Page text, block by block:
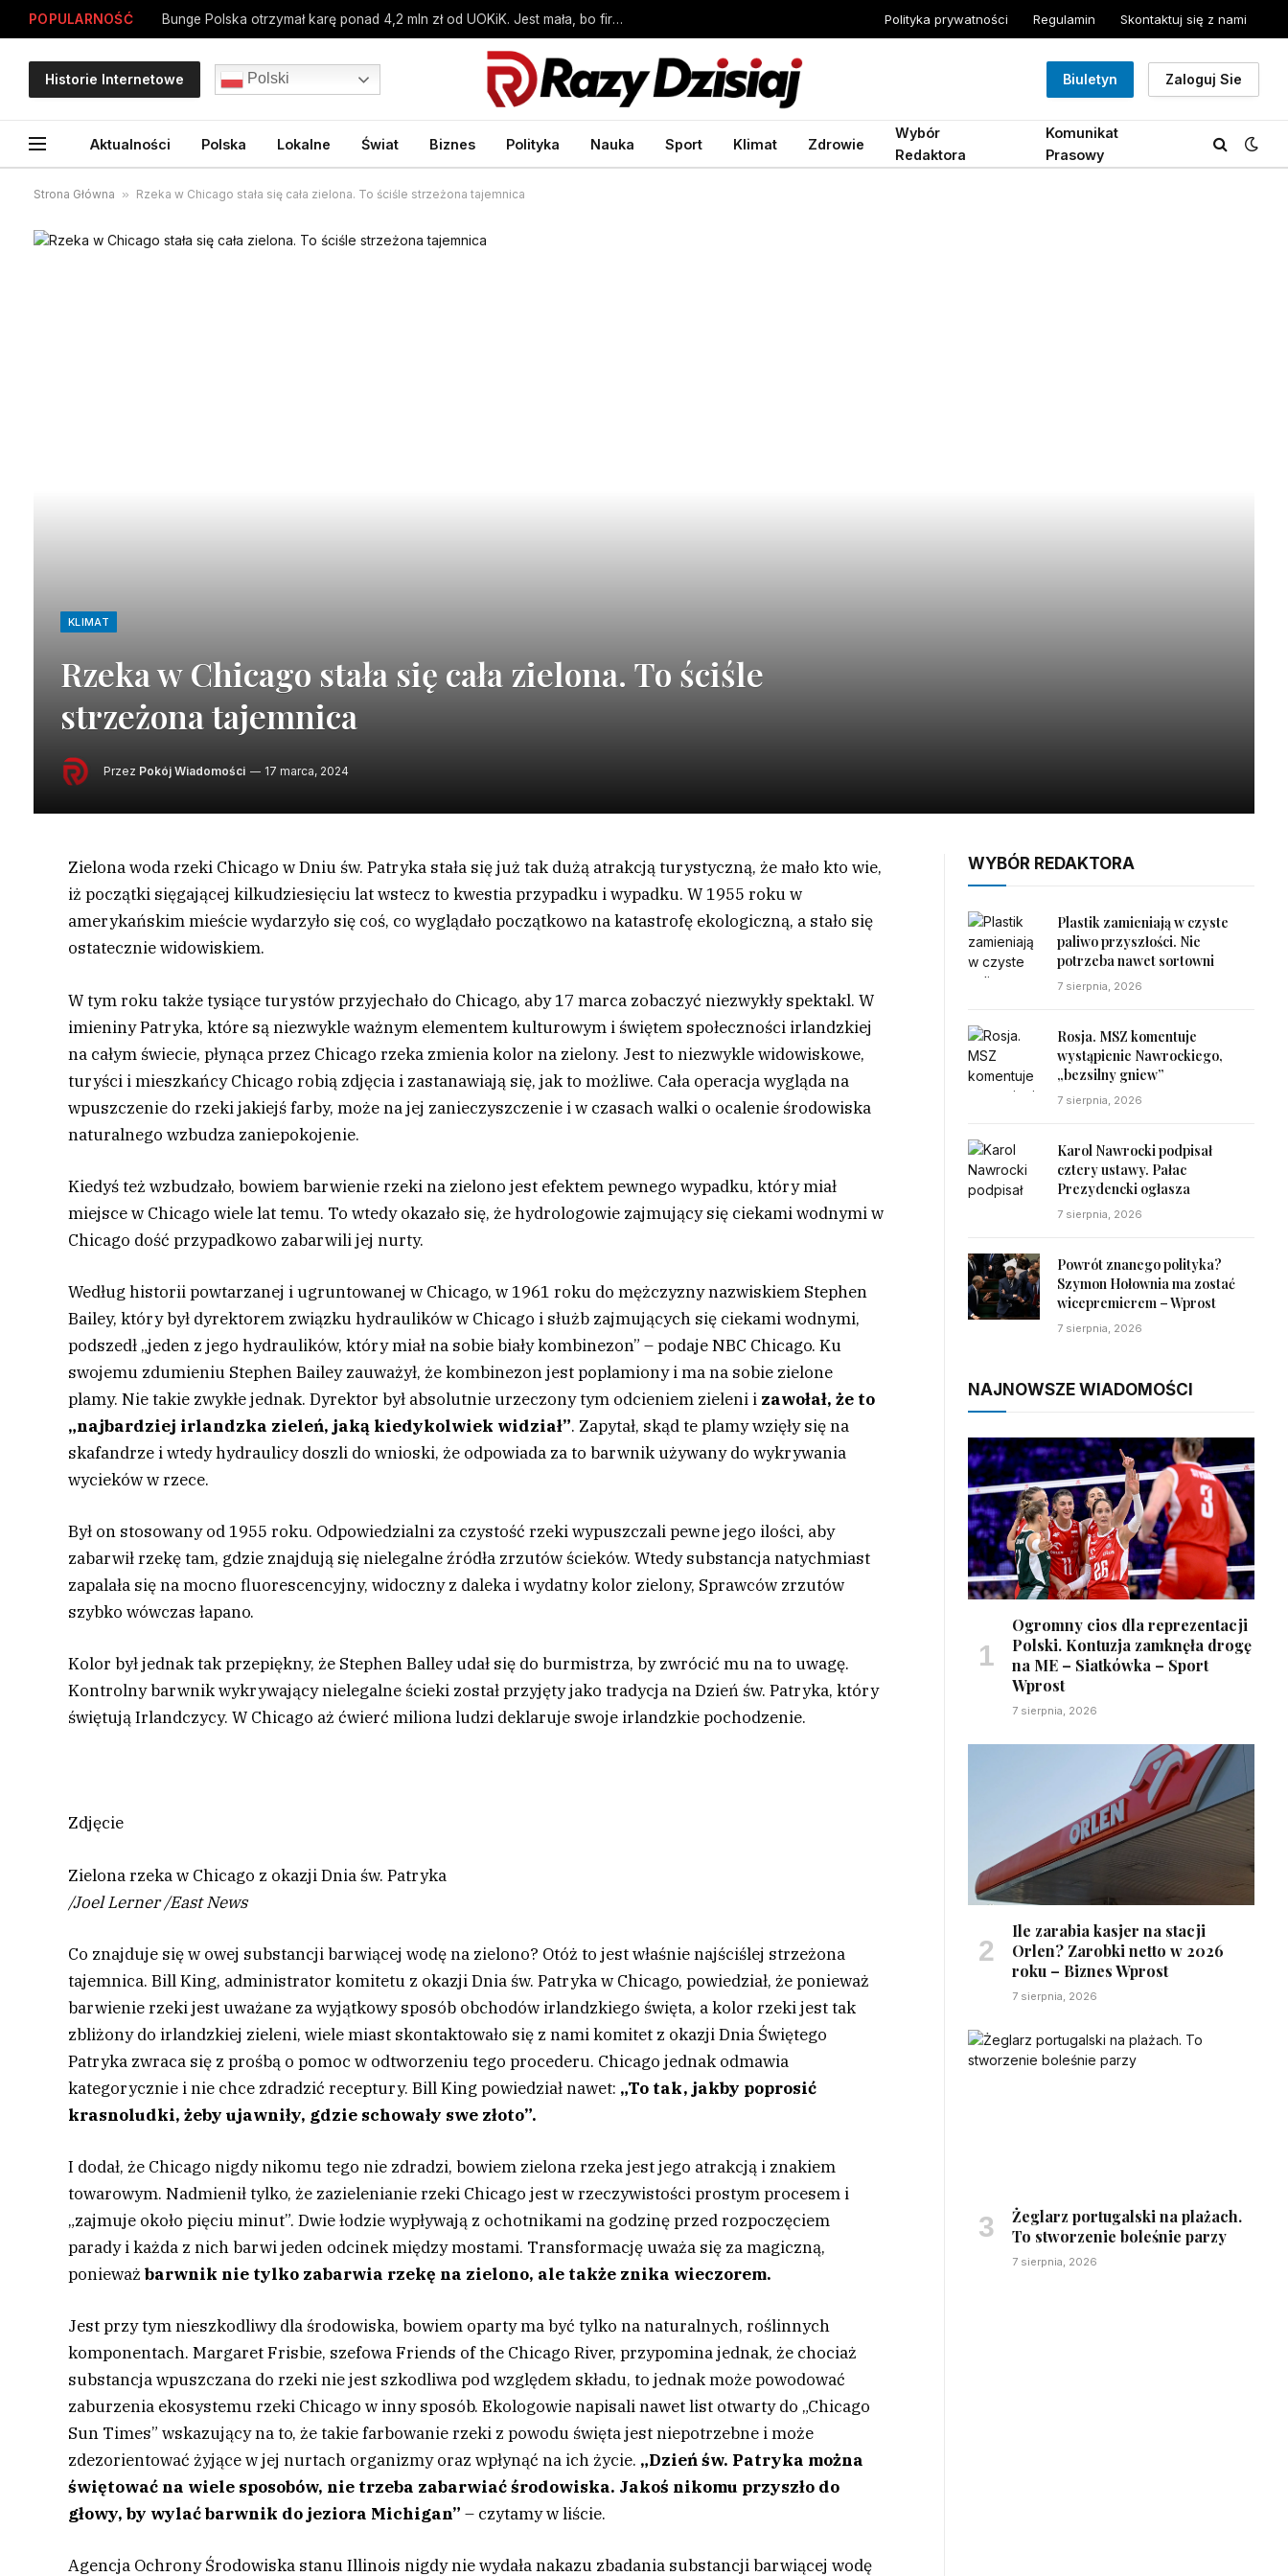
POPULARNOŚĆ Bunge Polska otrzymał karę ponad 4,2 mln zł od UOKiK. Jest mała, bo firma współpracowała – Biznes Wprost Polityka prywatności Regulamin Skontaktuj się z nami
Historie Internetowe Polski Biuletyn Zaloguj Sie
Aktualności Polska Lokalne Świat Biznes Polityka Nauka Sport Klimat Zdrowie
Wybór
Redaktora
Komunikat
Prasowy
Strona Główna » Rzeka w Chicago stała się cała zielona. To ściśle strzeżona tajemnica
KLIMAT
Rzeka w Chicago stała się cała zielona. To ściśle
strzeżona tajemnica
Przez Pokój Wiadomości 17 marca, 2024
Zielona woda rzeki Chicago w Dniu św. Patryka stała się już tak dużą atrakcją turystyczną, że mało kto wie,
iż początki sięgającej kilkudziesięciu lat wstecz to kwestia przypadku i wypadku. W 1955 roku w
amerykańskim mieście wydarzyło się coś, co wyglądało początkowo na katastrofę ekologiczną, a stało się
ostatecznie widowiskiem.
W tym roku także tysiące turystów przyjechało do Chicago, aby 17 marca zobaczyć niezwykły spektakl. W
imieniny Patryka, które są niezwykle ważnym elementem kulturowym i świętem społeczności irlandzkiej
na całym świecie, płynąca przez Chicago rzeka zmienia kolor na zielony. Jest to niezwykle widowiskowe,
turyści i mieszkańcy Chicago robią zdjęcia i zastanawiają się, jak to możliwe. Cała operacja wygląda na
wpuszczenie do rzeki jakiejś farby, może na jej zanieczyszczenie i w czasach walki o ocalenie środowiska
naturalnego wzbudza zaniepokojenie.
Kiedyś też wzbudzało, bowiem barwienie rzeki na zielono jest efektem pewnego wypadku, który miał
miejsce w Chicago wiele lat temu. To wtedy okazało się, że hydrologowie zajmujący się ciekami wodnymi w
Chicago dość przypadkowo zabarwili jej nurty.
Według historii powtarzanej i ugruntowanej w Chicago, w 1961 roku do mężczyzny nazwiskiem Stephen
Bailey, który był dyrektorem związku hydraulików w Chicago i służb zajmujących się ciekami wodnymi,
podszedł „jeden z jego hydraulików, który miał na sobie biały kombinezon” – podaje NBC Chicago. Ku
swojemu zdumieniu Stephen Bailey zauważył, że kombinezon jest poplamiony i ma na sobie zielone
plamy. Nie takie zwykłe jednak. Dyrektor był absolutnie urzeczony tym odcieniem zieleni i zawołał, że to
„najbardziej irlandzka zieleń, jaką kiedykolwiek widział”. Zapytał, skąd te plamy wzięły się na
skafandrze i wtedy hydraulicy doszli do wnioski, że odpowiada za to barwnik używany do wykrywania
wycieków w rzece.
Był on stosowany od 1955 roku. Odpowiedzialni za czystość rzeki wypuszczali pewne jego ilości, aby
zabarwił rzekę tam, gdzie znajdują się nielegalne źródła zrzutów ścieków. Wtedy substancja natychmiast
zapalała się na mocno fluorescencyjny, widoczny z daleka i wydatny kolor zielony, Sprawców zrzutów
szybko wówczas łapano.
Kolor był jednak tak przepiękny, że Stephen Balley udał się do burmistrza, by zwrócić mu na to uwagę.
Kontrolny barwnik wykrywający nielegalne ścieki został przyjęty jako tradycja na Dzień św. Patryka, który
świętują Irlandczycy. W Chicago aż ćwierć miliona ludzi deklaruje swoje irlandzkie pochodzenie.
Zdjęcie
Zielona rzeka w Chicago z okazji Dnia św. Patryka
/Joel Lerner/East News
Co znajduje się w owej substancji barwiącej wodę na zielono? Otóż to jest właśnie najściślej strzeżona
tajemnica. Bill King, administrator komitetu z okazji Dnia św. Patryka w Chicago, powiedział, że ponieważ
barwienie rzeki jest uważane za wyjątkowy sposób obchodów irlandzkiego święta, a kolor rzeki jest tak
zbliżony do irlandzkiej zieleni, wiele miast skontaktowało się z nami komitet z okazji Dnia Świętego
Patryka zwraca się z prośbą o pomoc w odtworzeniu tego procederu. Chicago jednak odmawia
kategorycznie i nie chce zdradzić receptury. Bill King powiedział nawet: „To tak, jakby poprosić
krasnoludki, żeby ujawniły, gdzie schowały swe złoto”.
I dodał, że Chicago nigdy nikomu tego nie zdradzi, bowiem zielona rzeka jest jego atrakcją i znakiem
towarowym. Nadmienił tylko, że zazielenianie rzeki Chicago jest w rzeczywistości prostym procesem i
„zajmuje około pięciu minut”. Dwie łodzie wypływają z ochotnikami na godzinę przed rozpoczęciem
parady i każda z nich barwi jeden odcinek między mostami. Transformację uważa się za magiczną,
ponieważbarwnik nie tylko zabarwia rzekę na zielono, ale także znika wieczorem.
Jest przy tym nieszkodliwy dla środowiska, bowiem oparty ma być tylko na naturalnych, roślinnych
komponentach. Margaret Frisbie, szefowa Friends of the Chicago River, przypomina jednak, że chociaż
substancja wpuszczana do rzeki nie jest szkodliwa pod względem składu, to jednak może powodować
zaburzenia ekosystemu rzeki Chicago w inny sposób. Ekologowie napisali nawet list otwarty do „Chicago
Sun Times” wskazujący na to, że takie farbowanie rzeki z powodu święta jest niepotrzebne i może
zdezorientować żyjące w jej nurtach organizmy oraz wpłynąć na ich życie. „Dzień św. Patryka można
świętować na wiele sposobów, nie trzeba zabarwiać środowiska. Jakoś nikomu przyszło do
głowy, by wylać barwnik do jeziora Michigan”– czytamy w liście.
Agencja Ochrony Środowiska stanu Illinois nigdy nie wydała nakazu zbadania substancji barwiącej wodę
WYBÓR REDAKTORA
Plastik zamieniają w czyste
paliwo przyszłości. Nie
potrzeba nawet sortowni
7 sierpnia, 2026
Rosja. MSZ komentuje
wystąpienie Nawrockiego,
„bezsilny gniew”
7 sierpnia, 2026
Karol Nawrocki podpisał
cztery ustawy. Pałac
Prezydencki ogłasza
7 sierpnia, 2026
Powrót znanego polityka?
Szymon Hołownia ma zostać
wicepremierem – Wprost
7 sierpnia, 2026
NAJNOWSZE WIADOMOŚCI
Ogromny cios dla reprezentacji
Polski. Kontuzja zamknęła drogę
na ME – Siatkówka – Sport
Wprost
7 sierpnia, 2026
Ile zarabia kasjer na stacji
Orlen? Zarobki netto w 2026
roku – Biznes Wprost
7 sierpnia, 2026
Żeglarz portugalski na plażach.
To stworzenie boleśnie parzy
7 sierpnia, 2026